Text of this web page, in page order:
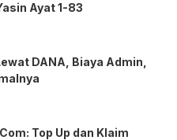
Ayat 1-83
DANA, Biaya Admin,
Top Up dan Klaim